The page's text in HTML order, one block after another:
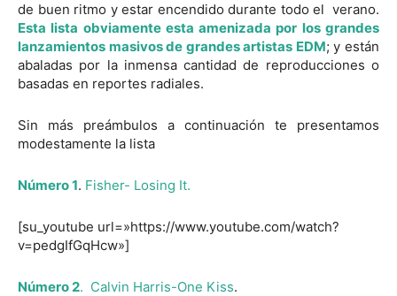
de buen ritmo y estar encendido durante todo el verano.
Esta lista obviamente esta amenizada por los grandes
lanzamientos masivos de grandes artistas EDM; y están
abaladas por la inmensa cantidad de reproducciones o
basadas en reportes radiales.
Sin más preámbulos a continuación te presentamos
modestamente la lista
Número 1. Fisher- Losing It.
[su_youtube url=»https://www.youtube.com/watch?
v=pedgIfGqHcw»]
Número 2. Calvin Harris-One Kiss.